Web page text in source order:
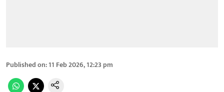
Published on:11 Feb 2026, 12:23 pm